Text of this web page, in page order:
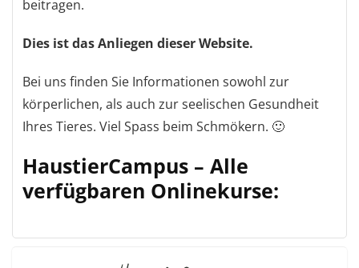
beitragen.
Dies ist das Anliegen dieser Website.
Bei uns finden Sie Informationen sowohl zur
körperlichen, als auch zur seelischen Gesundheit
Ihres Tieres. Viel Spass beim Schmökern. 🙂
HaustierCampus – Alle
verfügbaren Onlinekurse: